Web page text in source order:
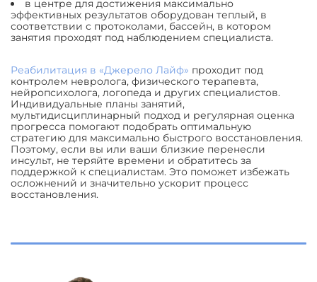
в центре для достижения максимально
эффективных результатов оборудован теплый, в
соответствии с протоколами, бассейн, в котором
занятия проходят под наблюдением специалиста.
Реабилитация в «Джерело Лайф» проходит под
контролем невролога, физического терапевта,
нейропсихолога, логопеда и других специалистов.
Индивидуальные планы занятий,
мультидисциплинарный подход и регулярная оценка
прогресса помогают подобрать оптимальную
стратегию для максимально быстрого восстановления.
Поэтому, если вы или ваши близкие перенесли
инсульт, не теряйте времени и обратитесь за
поддержкой к специалистам. Это поможет избежать
осложнений и значительно ускорит процесс
восстановления.